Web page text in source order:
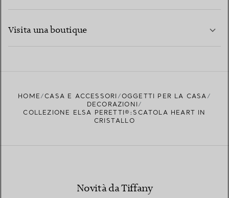
Visita una boutique
HOME CASA E ACCESSORI
OGGETTI PER LA CASA
DECORAZIONI
COLLEZIONE ELSA PERETTI®:SCATOLA HEART IN
CRISTALLO
Novità da Tiffany